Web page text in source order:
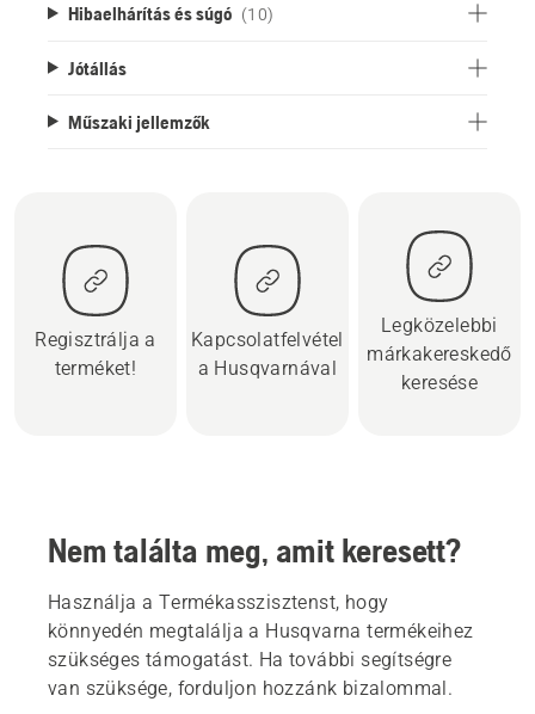
Hibaelhárítás és súgó (10)
Jótállás
Műszaki jellemzők
Regisztrálja a
terméket!
Kapcsolatfelvétel
a Husqvarnával
Legközelebbi
márkakereskedő
keresése
Nem találta meg, amit keresett?
Használja a Termékasszisztenst, hogy
könnyedén megtalálja a Husqvarna termékeihez
szükséges támogatást. Ha további segítségre
van szüksége, forduljon hozzánk bizalommal.